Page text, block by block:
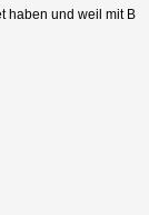
haben und weil mit B